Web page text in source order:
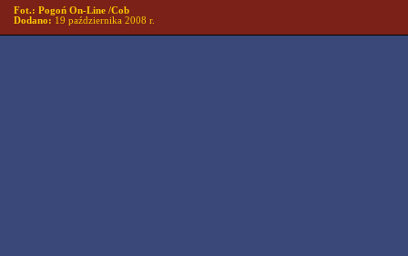
Fot.: Pogoń On-Line /Cob
Dodano: 19 października 2008 r.